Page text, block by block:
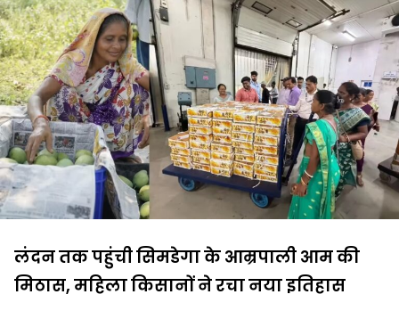
लंदन तक पहुंची सिमडेगा के आम्रपाली आम की
मिठास, महिला किसानों ने रचा नया इतिहास